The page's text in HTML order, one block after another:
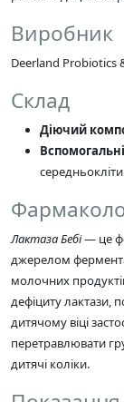
Виробник
Deerland Probiotics
Склад
Діючий
Лактаза Бебі— це
джерелом
молочних
дефіциту
дитячому віці
перетравлювати
дитячі коліки.